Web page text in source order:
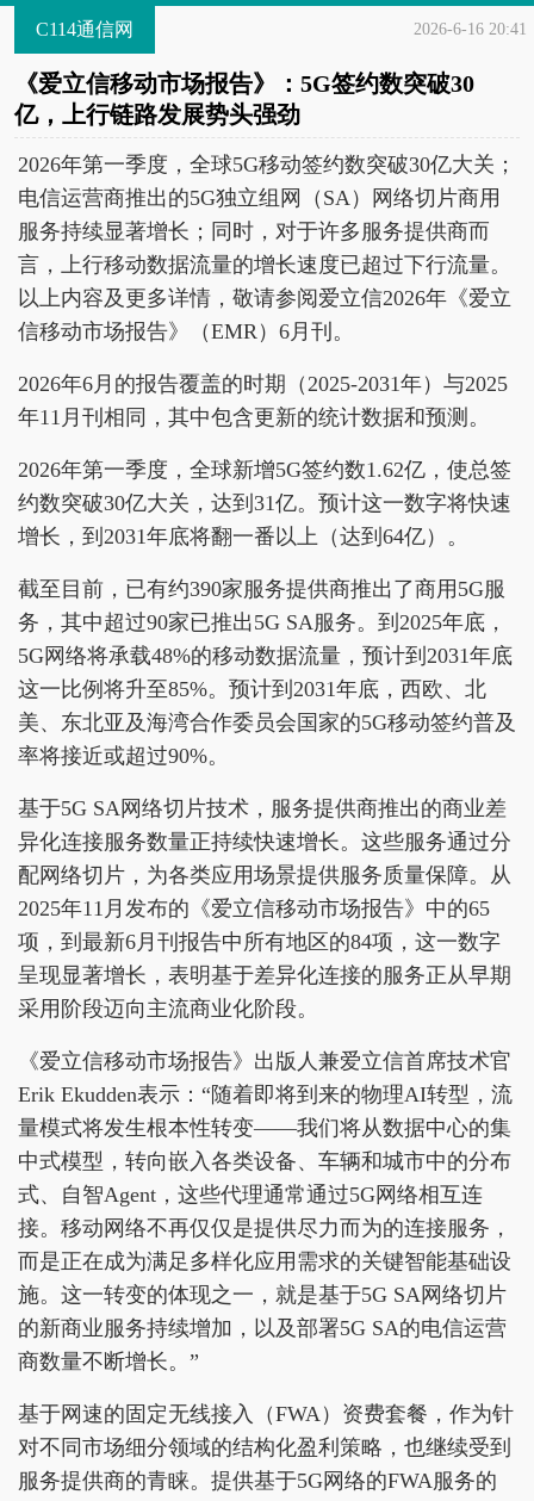
C114通信网 2026-6-16 20:41
《爱立信移动市场报告》：5G签约数突破30
亿，上行链路发展势头强劲
2026年第一季度，全球5G移动签约数突破30亿大关；
电信运营商推出的5G独立组网（SA）网络切片商用
服务持续显著增长；同时，对于许多服务提供商而
言，上行移动数据流量的增长速度已超过下行流量。
以上内容及更多详情，敬请参阅爱立信2026年《爱立
信移动市场报告》（EMR）6月刊。
2026年6月的报告覆盖的时期（2025-2031年）与2025
年11月刊相同，其中包含更新的统计数据和预测。
2026年第一季度，全球新增5G签约数1.62亿，使总签
约数突破30亿大关，达到31亿。预计这一数字将快速
增长，到2031年底将翻一番以上（达到64亿）。
截至目前，已有约390家服务提供商推出了商用5G服
务，其中超过90家已推出5G SA服务。到2025年底，
5G网络将承载48%的移动数据流量，预计到2031年底
这一比例将升至85%。预计到2031年底，西欧、北
美、东北亚及海湾合作委员会国家的5G移动签约普及
率将接近或超过90%。
基于5G SA网络切片技术，服务提供商推出的商业差
异化连接服务数量正持续快速增长。这些服务通过分
配网络切片，为各类应用场景提供服务质量保障。从
2025年11月发布的《爱立信移动市场报告》中的65
项，到最新6月刊报告中所有地区的84项，这一数字
呈现显著增长，表明基于差异化连接的服务正从早期
采用阶段迈向主流商业化阶段。
《爱立信移动市场报告》出版人兼爱立信首席技术官
Erik Ekudden表示：“随着即将到来的物理AI转型，流
量模式将发生根本性转变——我们将从数据中心的集
中式模型，转向嵌入各类设备、车辆和城市中的分布
式、自智Agent，这些代理通常通过5G网络相互连
接。移动网络不再仅仅是提供尽力而为的连接服务，
而是正在成为满足多样化应用需求的关键智能基础设
施。这一转变的体现之一，就是基于5G SA网络切片
的新商业服务持续增加，以及部署5G SA的电信运营
商数量不断增长。”
基于网速的固定无线接入（FWA）资费套餐，作为针
对不同市场细分领域的结构化盈利策略，也继续受到
服务提供商的青睐。提供基于5G网络的FWA服务的